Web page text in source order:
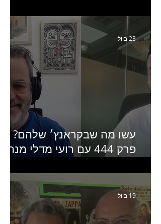
Humanz ישראל
עשו מה שבקראנץ׳ שלהם?
פרק 444 עם רועי מדלי מנהל
האחרון של קראנץ׳
23 ביולי
19 ביולי